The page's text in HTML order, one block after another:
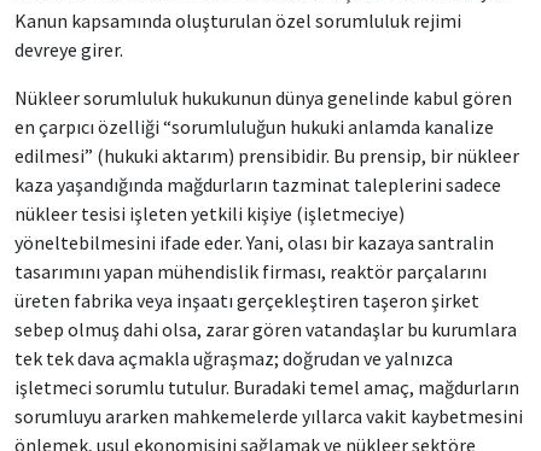
Kanun kapsamında oluşturulan özel sorumluluk rejimi
devreye girer.
Nükleer sorumluluk hukukunun dünya genelinde kabul gören
en çarpıcı özelliği “sorumluluğun hukuki anlamda kanalize
edilmesi” (hukuki aktarım) prensibidir. Bu prensip, bir nükleer
kaza yaşandığında mağdurların tazminat taleplerini sadece
nükleer tesisi işleten yetkili kişiye (işletmeciye)
yöneltebilmesini ifade eder. Yani, olası bir kazaya santralin
tasarımını yapan mühendislik firması, reaktör parçalarını
üreten fabrika veya inşaatı gerçekleştiren taşeron şirket
sebep olmuş dahi olsa, zarar gören vatandaşlar bu kurumlara
tek tek dava açmakla uğraşmaz; doğrudan ve yalnızca
işletmeci sorumlu tutulur. Buradaki temel amaç, mağdurların
sorumluyu ararken mahkemelerde yıllarca vakit kaybetmesini
önlemek, usul ekonomisini sağlamak ve nükleer sektöre